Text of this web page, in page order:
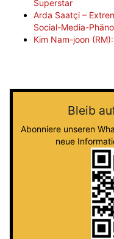
Superstar
Arda Saatçi –
Social-Media-
Kim Nam-joon
Bleib
Abonniere unseren
neue